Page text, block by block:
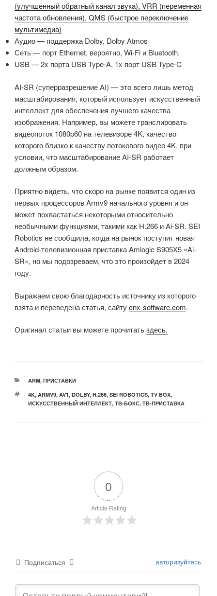
(улучшенный обратный канал звука), VRR (переменная
частота обновления), QMS (быстрое переключение
мультимедиа)
Аудио — поддержка Dolby, Dolby Atmos
Сеть — порт Ethernet, вероятно, Wi-Fi и Bluetooth.
USB — 2х порта USB Type-A, 1х порт USB Type-C
AI-SR (суперразрешение AI) — это всего лишь метод
масштабирования, который использует искусственный
интеллект для обеспечения лучшего качества
изображения. Например, вы можете транслировать
видеопоток 1080p60 на телевизоре 4K, качество
которого близко к качеству потокового видео 4K, при
условии, что масштабирование AI-SR работает
должным образом.
Приятно видеть, что скоро на рынке появится один из
первых процессоров Armv9 начального уровня и он
может похвастаться некоторыми относительно
необычными функциями, такими как H.266 и Ai-SR. SEI
Robotics не сообщила, когда на рынок поступит новая
Android-телевизионная приставка Amlogic S905X5 «Ai-
SR», но мы подозреваем, что это произойдет в 2024
году.
Выражаем свою благодарность источнику из которого
взята и переведена статья, сайтуcnx-software.com.
Оригинал статьи вы можете прочитатьздесь.
РУБРИКИ
ARM, ПРИСТАВКИ
МЕТКИ
4K, ARMV9, AV1, DOLBY, H.266, SEI ROBOTICS, TV BOX,
ИСКУССТВЕННЫЙ ИНТЕЛЛЕКТ, ТВ-БОКС, ТВ-ПРИСТАВКА
0
Article Rating
Подписаться авторизуйтесь